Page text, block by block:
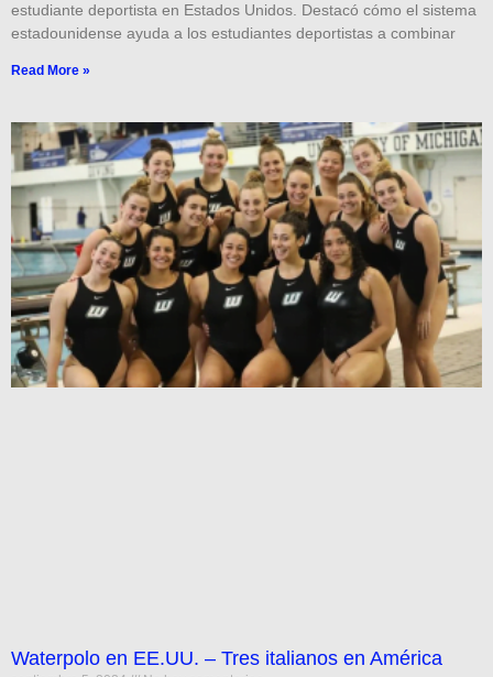
estudiante deportista en Estados Unidos. Destacó cómo el sistema
estadounidense ayuda a los estudiantes deportistas a combinar
Read More »
Waterpolo en EE.UU. – Tres italianos en América